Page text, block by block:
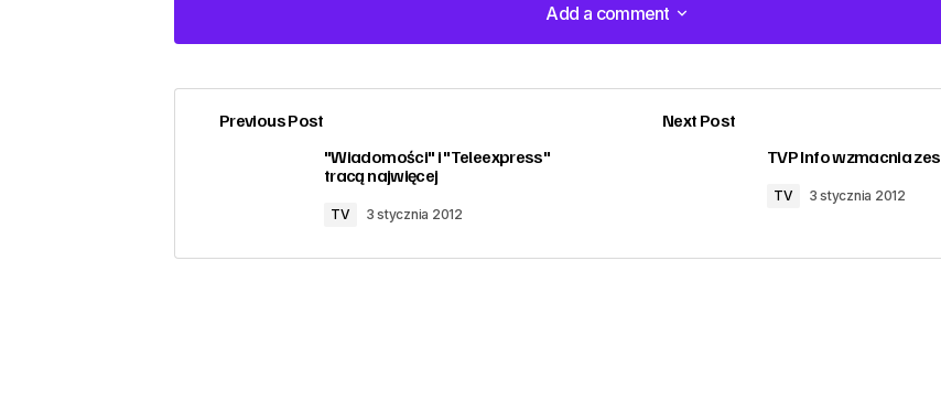
Add a comment
Add a comment
zalogować
Previous Post
"Wiadomości" i "Teleexpress"
tracą najwięcej
TV 3 stycznia 2012
Next Post
TVP Info wzmacnia
TV 3 stycznia 2012